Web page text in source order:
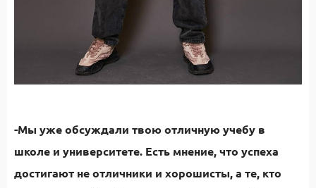
-Мы уже обсуждали твою отличную учебу в
школе и университете. Есть мнение, что успеха
достигают не отличники и хорошисты, а те, кто